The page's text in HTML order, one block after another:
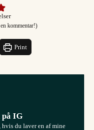
en kommentar!)
Print
IG
, hvis du laver en af mine